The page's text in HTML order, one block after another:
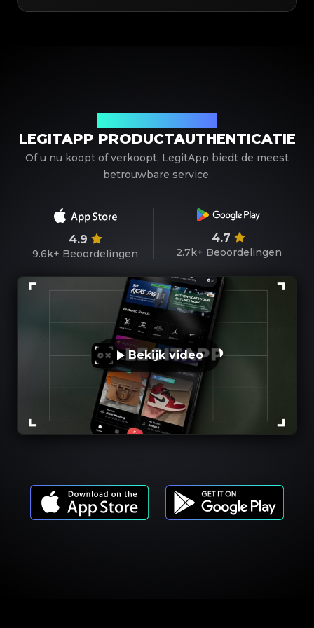
LEGITAPP PRODUCTAUTHENTICATIE
Of u nu koopt of verkoopt, LegitApp biedt de meest
betrouwbare service.
4.9
9.6k+ Beoordelingen
4.7
2.7k+ Beoordelingen
Bekijk video